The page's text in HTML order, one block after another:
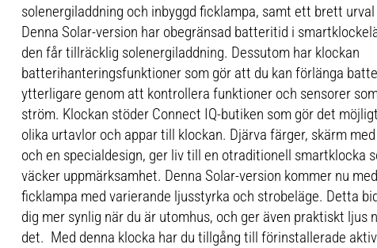
solenergiladdning och inbyggd ficklampa, samt ett brett
Denna Solar-version har obegränsad batteritid i
den får tillräcklig solenergiladdning. Dessutom har klockan
batterihanteringsfunktioner som gör att du kan förlänga
ytterligare genom att kontrollera funktioner och sensorer
ström. Klockan stöder Connect IQ-butiken som gör det
olika urtavlor och appar till klockan. Djärva färger, skärm
och en specialdesign, ger liv till en otraditionell smartklocka
väcker uppmärksamhet. Denna Solar-version kommer nu
ficklampa med varierande ljusstyrka och strobeläge. Detta
dig mer synlig när du är utomhus, och ger även praktiskt ljus
det. Med denna klocka har du tillgång till förinstallerade